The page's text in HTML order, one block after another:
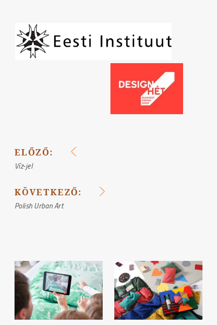
BEJEGYZÉS
NAVIGÁCIÓ
ELŐZŐ:
Víz-jel
KÖVETKEZŐ:
Polish Urban Art